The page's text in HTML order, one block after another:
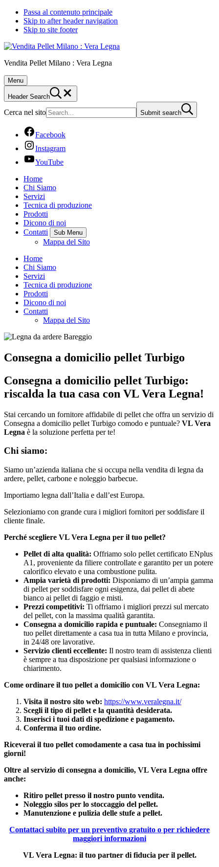
Passa al contenuto principale
Skip to after header navigation
Skip to site footer
Vendita Pellet Milano : Vera Legna
Menu
Header Search
Cerca nel sito Submit search
Facebook
Instagram
YouTube
Home
Chi Siamo
Servizi
Tecnica di produzione
Prodotti
Dicono di noi
Contatti
Sub Menu
Mappa del Sito
Home
Chi Siamo
Servizi
Tecnica di produzione
Prodotti
Dicono di noi
Contatti
Mappa del Sito
Consegna a domicilio pellet Turbigo
Consegna a domicilio pellet Turbigo:
riscalda la tua casa con VL Vera Legna!
Stai cercando un fornitore affidabile di pellet che offra un servizio di
Consegna a domicilio pellet Turbigo comodo e puntuale? VL Vera
Legna è la soluzione perfetta per te!
Chi siamo:
Siamo un’azienda italiana che si occupa nella vendita di legna da
ardere, pellet, carbone e noleggio barbecue.
Importiamo legna dall’Italia e dall’est Europa.
Selezioniamo con grande cura i migliori fornitori per soddisfare il
cliente finale.
Perché scegliere VL Vera Legna per il tuo pellet?
Pellet di alta qualità: Offriamo solo pellet certificato ENplus
A1, proveniente da filiere controllate e garantito per un potere
calorifico elevato e una combustione pulita.
Ampia varietà di prodotti: Disponiamo di un’ampia gamma
di pellet per soddisfare ogni esigenza, dai pellet di abete
bianco ai pellet di faggio e misti.
Prezzi competitivi: Ti offriamo i migliori prezzi sul mercato
del pellet, con la massima qualità garantita.
Consegna a domicilio rapida e puntuale: Consegniamo il
tuo pellet direttamente a casa tua in tutta Milano e provincia,
in 24/48 ore lavorative.
Servizio clienti eccellente: Il nostro team di assistenza clienti
è sempre a tua disposizione per qualsiasi informazione o
chiarimento.
Come ordinare il tuo pellet a domicilio con VL Vera Legna:
Visita il nostro sito web: https://www.veralegna.it/
Scegli il tipo di pellet e la quantità desiderata.
Inserisci i tuoi dati di spedizione e pagamento.
Conferma il tuo ordine.
Riceverai il tuo pellet comodamente a casa tua in pochissimi
giorni!
Oltre al servizio di consegna a domicilio, VL Vera Legna offre
anche:
Ritiro pellet presso il nostro punto vendita.
Noleggio silos per lo stoccaggio del pellet.
Manutenzione e pulizia delle stufe a pellet.
Contattaci subito per un preventivo gratuito o per richiedere
maggiori informazioni
VL Vera Legna: il tuo partner di fiducia per il pellet.